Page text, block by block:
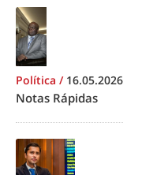
Política / 16.05.2026
Notas Rápidas